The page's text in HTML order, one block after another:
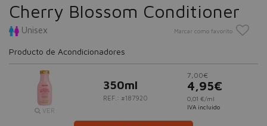
Cherry Blossom Conditioner
Unisex Marcar como favorito
Producto de Acondicionadores
VER
350ml
REF.: #187920
7,00€
4,95€
0,01 €/ml
IVA incluido